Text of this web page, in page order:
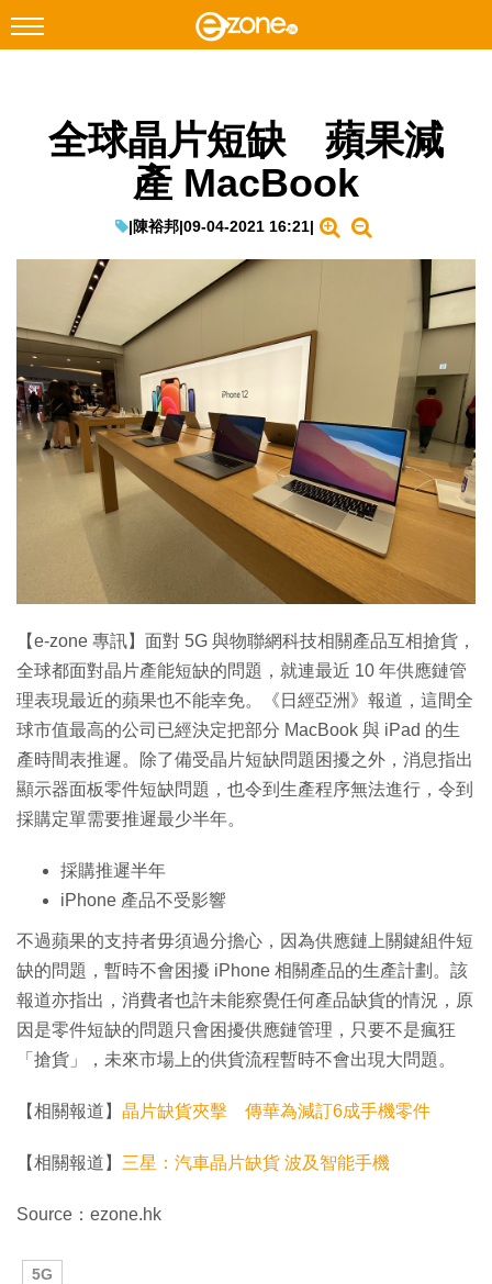
Facebook Instagram
遊戲動漫
教學評測
EduTech
IT Times
生成式AI與雲端應用
Enterprise Digital Transformation
全球晶片短缺 蘋果減
產 MacBook
|陳裕邦|09-04-2021 16:21|
【e-zone 專訊】面對 5G 與物聯網科技相關產品互相搶貨，
全球都面對晶片產能短缺的問題，就連最近 10 年供應鏈管
理表現最近的蘋果也不能幸免。《日經亞洲》報道，這間全
球市值最高的公司已經決定把部分 MacBook 與 iPad 的生
產時間表推遲。除了備受晶片短缺問題困擾之外，消息指出
顯示器面板零件短缺問題，也令到生產程序無法進行，令到
採購定單需要推遲最少半年。
採購推遲半年
iPhone 產品不受影響
不過蘋果的支持者毋須過分擔心，因為供應鏈上關鍵組件短
缺的問題，暫時不會困擾 iPhone 相關產品的生產計劃。該
報道亦指出，消費者也許未能察覺任何產品缺貨的情況，原
因是零件短缺的問題只會困擾供應鏈管理，只要不是瘋狂
「搶貨」，未來市場上的供貨流程暫時不會出現大問題。
【相關報道】 晶片缺貨夾擊 傳華為減訂6成手機零件
【相關報道】 三星：汽車晶片缺貨 波及智能手機
Source：ezone.hk
5G